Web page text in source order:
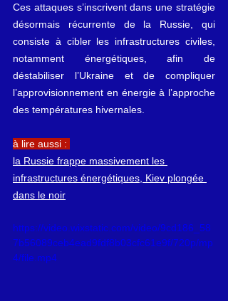
Ces attaques s’inscrivent dans une stratégie
désormais récurrente de la Russie, qui
consiste à cibler les infrastructures civiles,
notamment énergétiques, afin de
déstabiliser l’Ukraine et de compliquer
l’approvisionnement en énergie à l’approche
des températures hivernales.
à lire aussi :
la Russie frappe massivement les
infrastructures énergétiques, Kiev plongée
dans le noir
https://video.wixstatic.com/video/9cd186_58
7b56089ceb4ead9fdf8b03cfc61e9f/720p/mp
4/file.mp4